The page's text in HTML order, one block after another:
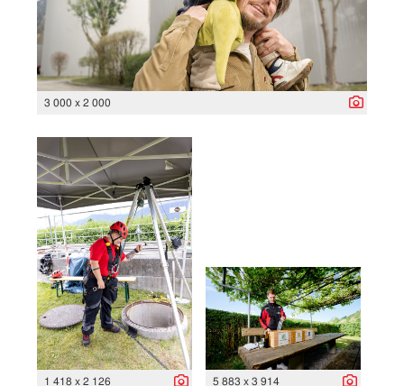
3 000 x 2 000
1 418 x 2 126 5 883 x 3 914